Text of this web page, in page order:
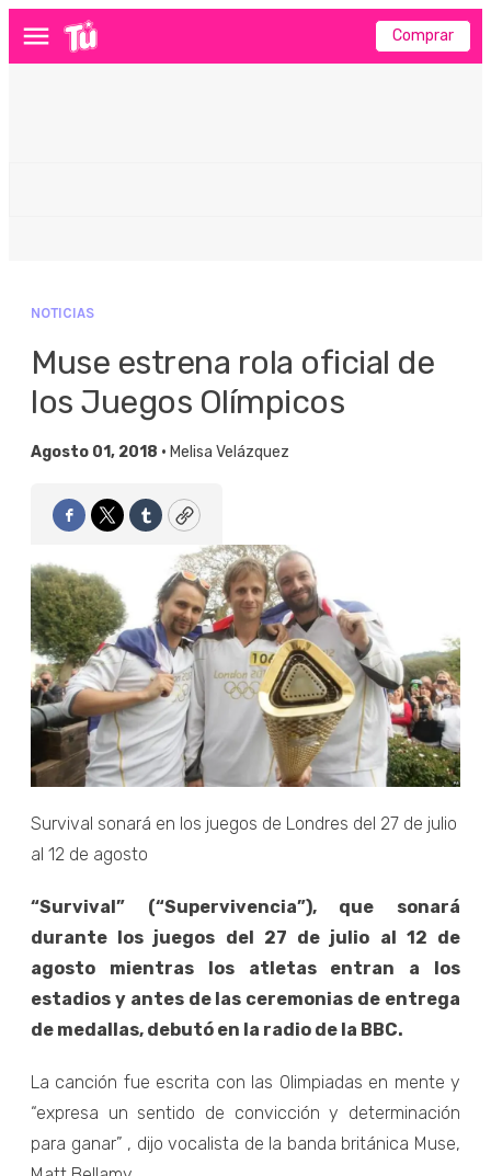
Menú Comprar
NOTICIAS
Muse estrena rola oficial de
los Juegos Olímpicos
Agosto 01, 2018 • Melisa Velázquez
Facebook
TwitterTumblrCopy
Survival sonará en los juegos de Londres del 27 de julio
al 12 de agosto
“Survival” (“Supervivencia”), que sonará
durante los juegos del 27 de julio al 12 de
agosto mientras los atletas entran a los
estadios y antes de las ceremonias de entrega
de medallas, debutó en la radio de la BBC.
La canción fue escrita con las Olimpiadas en mente y
“expresa un sentido de convicción y determinación
para ganar” , dijo vocalista de la banda británica Muse,